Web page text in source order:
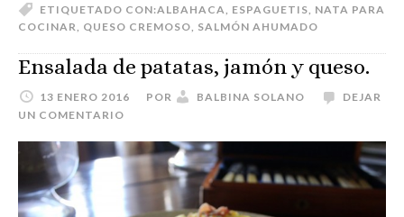
ETIQUETADO CON:ALBAHACA ESPAGUETIS NATA PARA
COCINAR
QUESO CREMOSO SALMÓN AHUMADO
Ensalada de patatas, jamón y queso.
13 ENERO 2016 POR BALBINA SOLANO
DEJAR
UN COMENTARIO